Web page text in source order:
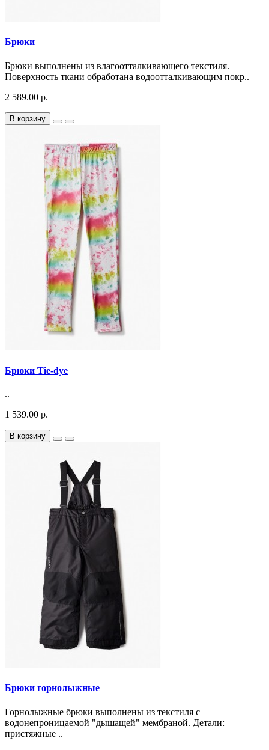
Брюки
Брюки выполнены из влагоотталкивающего текстиля.
Поверхность ткани обработана водоотталкивающим покр..
2 589.00 р.
В корзину
Брюки Tie-dye
..
1 539.00 р.
В корзину
Брюки горнолыжные
Горнолыжные брюки выполнены из текстиля с
водонепроницаемой "дышащей" мембраной. Детали:
пристяжные ..